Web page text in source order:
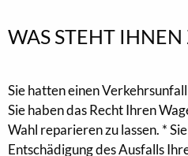
WAS STEHT IHNEN
Sie hatten einen
Sie haben das Recht Ihren
Wahl reparieren zu lassen. *
Entschädigung des Ausfalls